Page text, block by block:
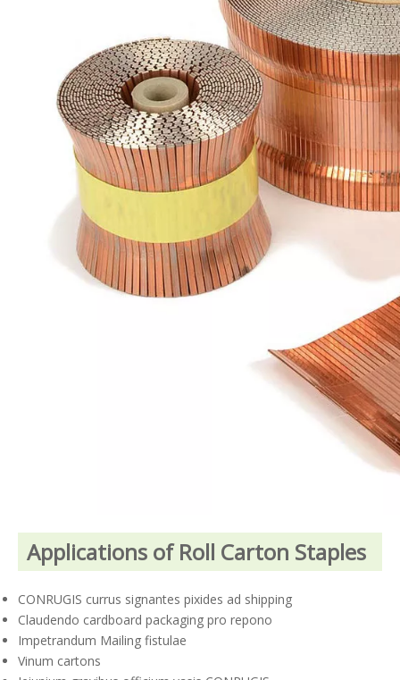
Applications of Roll Carton Staples
CONRUGIS currus signantes pixides ad shipping
Claudendo cardboard packaging pro repono
Impetrandum Mailing fistulae
Vinum cartons